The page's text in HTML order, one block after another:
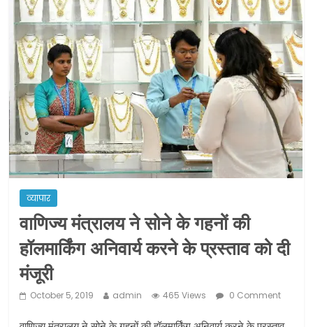
होगी घर वापसी
प्रवासियों व मजदूरों को दी गई छूट के बाद लोगो
ने कराया पंजीयन: राजस्थान सरकार
शराब और पान की दुकानों को ग्रीन जोन में
खोलने की मिली इजाजत: गृह मंत्रालय
दो हफ्ते के लिए बढ़ाया लॉकडाउन: गृह मंत्रालय
व्यापार
वाणिज्य मंत्रालय ने सोने के गहनों की
हॉलमार्किंग अनिवार्य करने के प्रस्ताव को दी
मंजूरी
October 5, 2019 admin 465 Views 0 Comment